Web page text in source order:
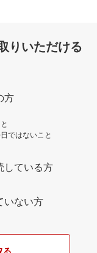
りいただける
方
ではないこと
している方
いない方
る